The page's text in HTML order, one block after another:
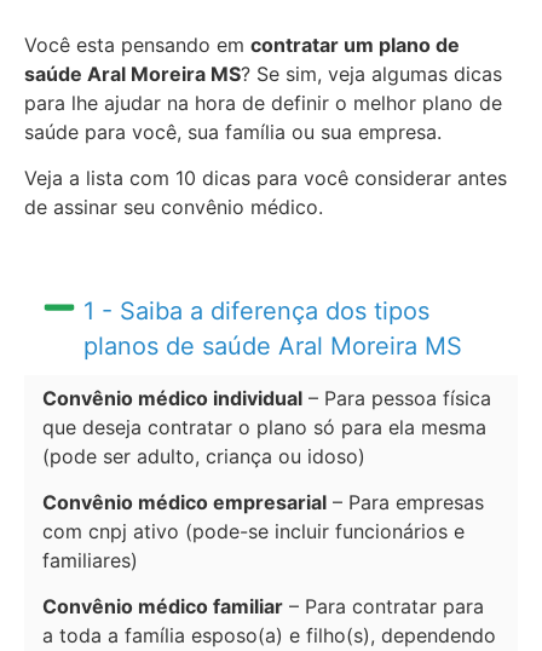
Você esta pensando em contratar um plano de
saúde Aral Moreira MS? Se sim, veja algumas dicas
para lhe ajudar na hora de definir o melhor plano de
saúde para você, sua família ou sua empresa.
Veja a lista com 10 dicas para você considerar antes
de assinar seu convênio médico.
1 - Saiba a diferença dos tipos
planos de saúde Aral Moreira MS
Convênio médico individual – Para pessoa física
que deseja contratar o plano só para ela mesma
(pode ser adulto, criança ou idoso)
Convênio médico empresarial – Para empresas
com cnpj ativo (pode-se incluir funcionários e
familiares)
Convênio médico familiar – Para contratar para
a toda a família esposo(a) e filho(s), dependendo